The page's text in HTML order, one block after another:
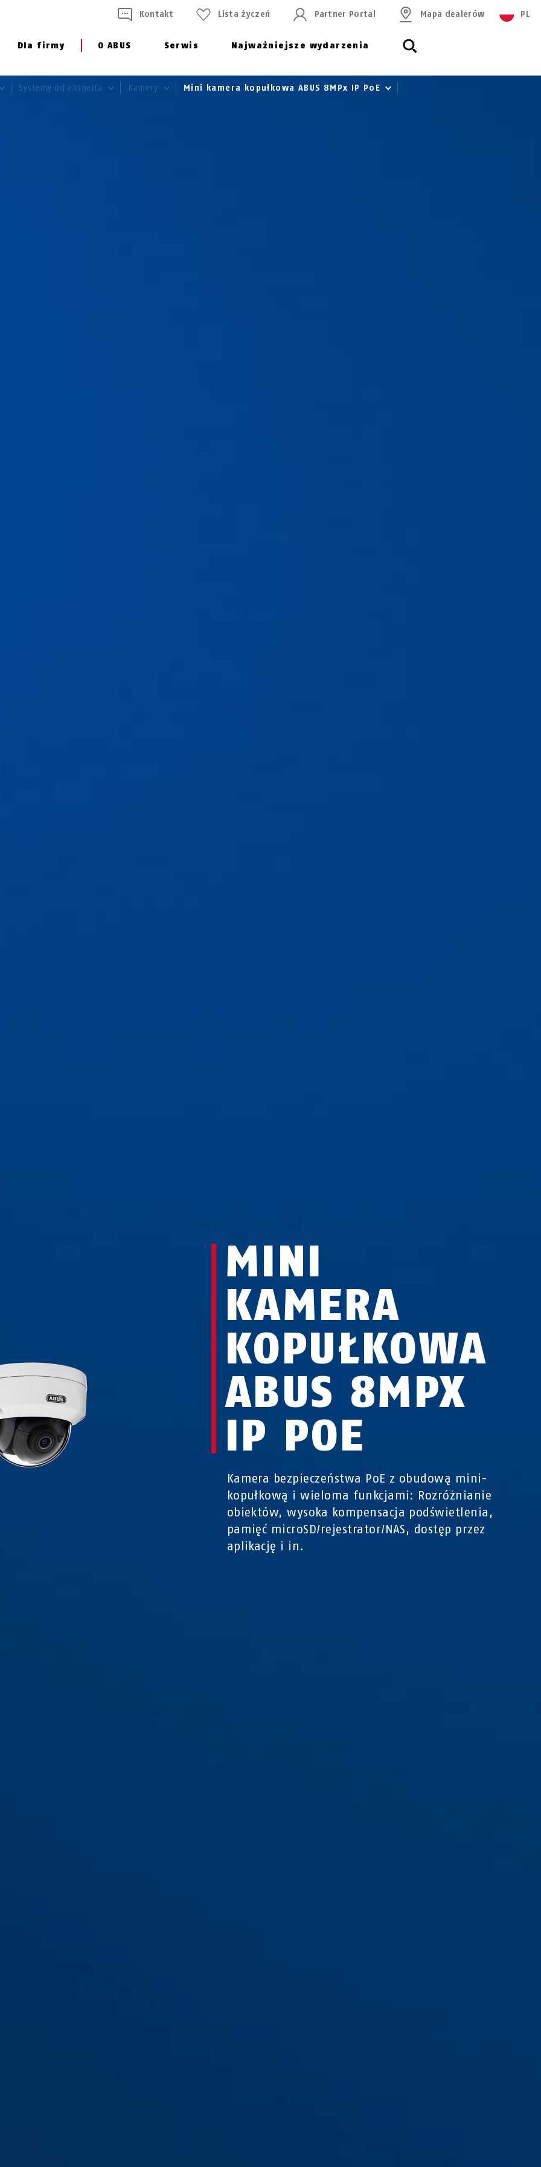
Dla firmy O ABUS Serwis Najważniejsze wydarzenia
Kontakt Lista życzeń Partner Portal Mapa dealerów PL
Systemy od eksperta Kamery Mini kamera kopułkowa ABUS 8MPx IP PoE
MINI
KAMERA
KOPUŁKOWA
ABUS 8MPX
IP POE
Kamera bezpieczeństwa PoE z obudową mini-
kopułkową i wieloma funkcjami: Rozróżnianie
obiektów, wysoka kompensacja podświetlenia,
pamięć microSD/rejestrator/NAS, dostęp przez
aplikację i in.